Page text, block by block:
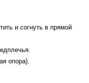
и согнуть в прямой
опора).